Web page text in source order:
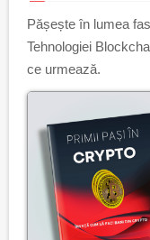
Pășește în lumea
Tehnologiei
ce urmează.